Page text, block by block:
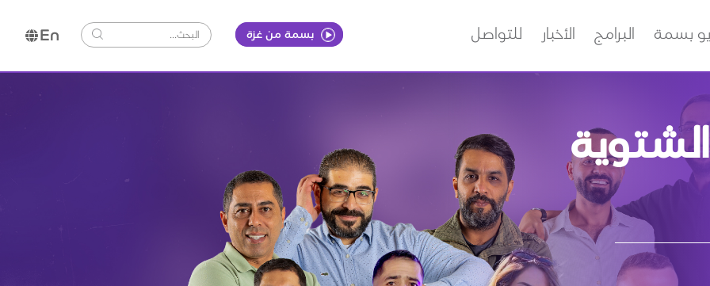
بسمة البرامج الأخبار للتواصل بسمة من غزة En